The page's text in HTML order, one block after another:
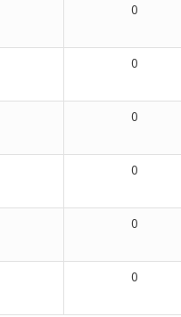
0
0
0
0
0
0